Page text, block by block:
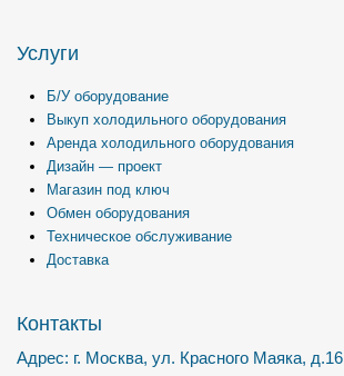
Услуги
Б/У оборудование
Выкуп холодильного оборудования
Аренда холодильного оборудования
Дизайн — проект
Магазин под ключ
Обмен оборудования
Техническое обслуживание
Доставка
Контакты
Адрес: г. Москва, ул. Красного Маяка, д.16